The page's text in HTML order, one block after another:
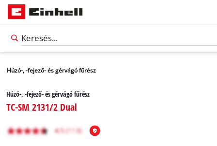
Húzó-, -fejező- és gérvágó fűrész
Húzó-, -fejező- és gérvágó fűrész
TC-SM 2131/2 Dual